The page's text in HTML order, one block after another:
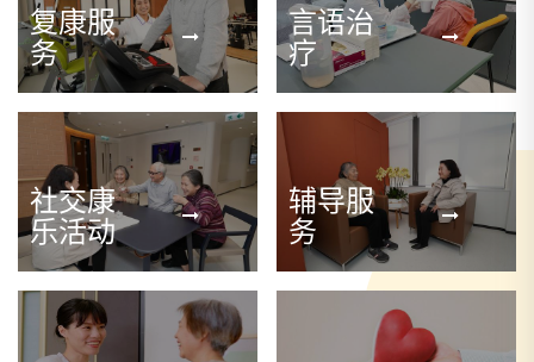
复康服
务
言语治
疗
社交康
乐活动
辅导服
务